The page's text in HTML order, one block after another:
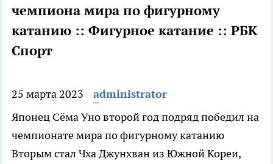
чемпиона мира по фигурному
катанию :: Фигурное катание :: РБК
Спорт
25 марта 2023
administrator
Японец Сёма Уно второй год подряд победил на
чемпионате мира по фигурному катанию
Вторым стал Чха Джунхван из Южной Кореи,